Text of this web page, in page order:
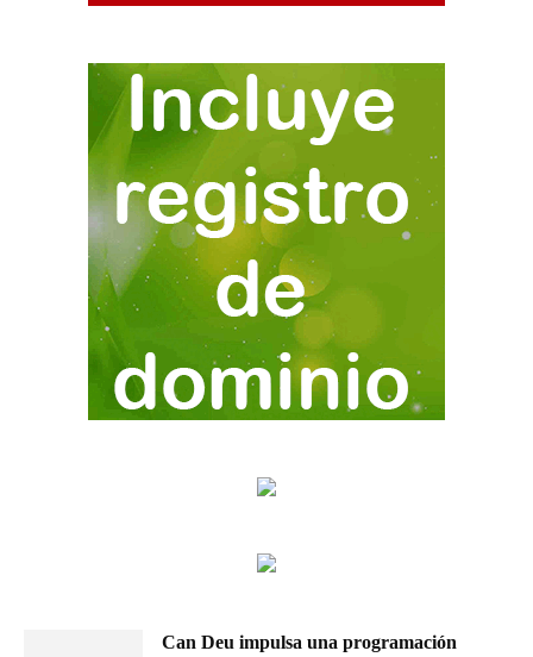
Can Deu impulsa una programación